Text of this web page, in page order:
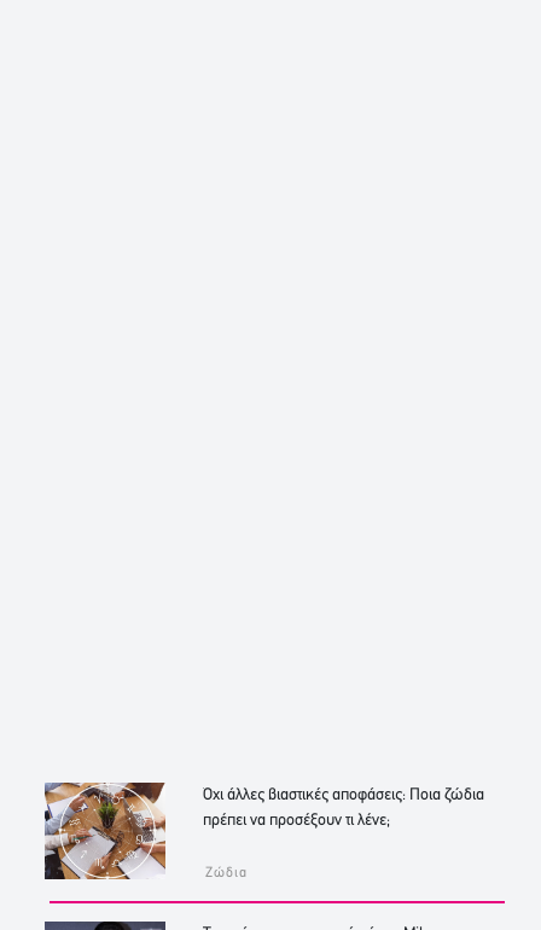
Όχι άλλες βιαστικές αποφάσεις: Ποια ζώδια
πρέπει να προσέξουν τι λένε;
Ζώδια